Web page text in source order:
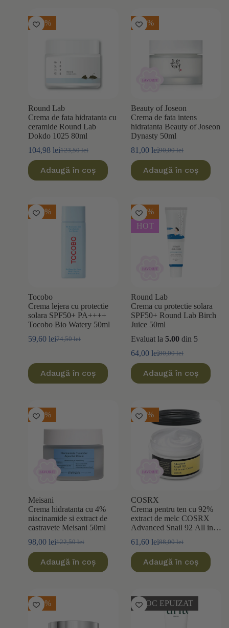
-15%
Round Lab
Crema de fata hidratanta cu
ceramide Round Lab
Dokdo 1025 80ml
123,50lei
Prețul
a
fost:
104,98 leiPrețul
este:
104,98 lei.
Adaugă în coș
-10%
Beauty of Joseon
Crema de fata intens
hidratanta Beauty of Joseon
Dynasty 50ml
90,00lei
Prețul
a
fost:
81,00 leiPrețul
este:
81,00 lei.
Adaugă în coș
-20%
Tocobo
Crema lejera cu protectie
solara SPF50+ PA++++
Tocobo Bio Watery 50ml
74,50lei
Prețul
a
fost:
74,50 lei.
59,60 leiPrețul
este:
59,60 lei.
Adaugă în coș
-20%
HOT
Round Lab
Crema cu protectie solara
SPF50+ Round Lab Birch
Juice 50ml
Evaluat la 5.00 din 5
80,00lei
Prețul
a
fost:
64,00 leiPrețul
este:
64,00 lei.
Adaugă în coș
-20%
Meisani
Crema hidratanta cu 4%
niacinamide si extract de
castravete Meisani 50ml
122,50lei
Prețul
a
fost:
98,00 leiPrețul
este:
98,00 lei.
Adaugă în coș
-30%
COSRX
Crema pentru ten cu 92%
extract de melc COSRX
Advanced Snail 92 All in
88,00lei
Prețul
a
fost:
61,60 leiPrețul
este:
61,60 lei.
Adaugă în coș
-10% STOC EPUIZAT